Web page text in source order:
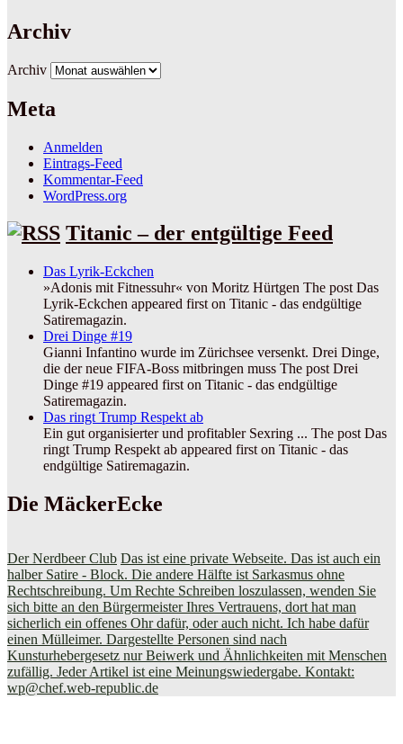
Archiv
Archiv
Meta
Anmelden
Eintrags-Feed
Kommentar-Feed
WordPress.org
Titanic – der entgültige Feed
Das Lyrik-Eckchen
»Adonis mit Fitnessuhr« von Moritz Hürtgen The post Das
Lyrik-Eckchen appeared first on Titanic - das endgültige
Satiremagazin.
Drei Dinge #19
Gianni Infantino wurde im Zürichsee versenkt. Drei Dinge,
die der neue FIFA-Boss mitbringen muss The post Drei
Dinge #19 appeared first on Titanic - das endgültige
Satiremagazin.
Das ringt Trump Respekt ab
Ein gut organisierter und profitabler Sexring ... The post Das
ringt Trump Respekt ab appeared first on Titanic - das
endgültige Satiremagazin.
Die MäckerEcke
Der Nerdbeer Club Das ist eine private Webseite. Das ist auch ein
halber Satire - Block. Die andere Hälfte ist Sarkasmus ohne
Rechtschreibung. Um Rechte Schreiben loszulassen, wenden Sie
sich bitte an den Bürgermeister Ihres Vertrauens, dort hat man
sicherlich ein offenes Ohr dafür, oder auch nicht. Ich habe dafür
einen Mülleimer. Dargestellte Personen sind nach
Kunsturhebergesetz nur Beiwerk und Ähnlichkeiten mit Menschen
zufällig. Jeder Artikel ist eine Meinungswiedergabe. Kontakt:
wp@chef.web-republic.de